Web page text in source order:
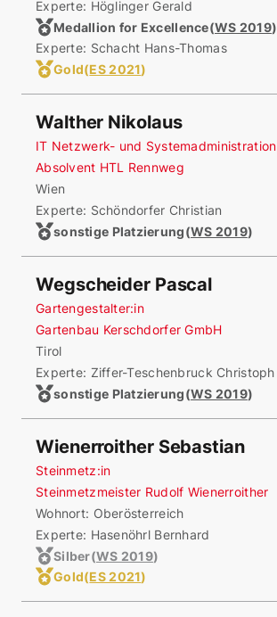
Experte: Höglinger Gerald
Medallion for Excellence(WS 2019)
Experte: Schacht Hans-Thomas
Gold(ES 2021)
Walther Nikolaus
IT Netzwerk- und Systemadministration
Absolvent HTL Rennweg
Wien
Experte: Schöndorfer Christian
sonstige Platzierung(WS 2019)
Wegscheider Pascal
Gartengestalter:in
Gartenbau Kerschdorfer GmbH
Tirol
Experte: Ziffer-Teschenbruck Christoph
sonstige Platzierung(WS 2019)
Wienerroither Sebastian
Steinmetz:in
Steinmetzmeister Rudolf Wienerroither
Wohnort: Oberösterreich
Experte: Hasenöhrl Bernhard
Silber(WS 2019)
Gold(ES 2021)